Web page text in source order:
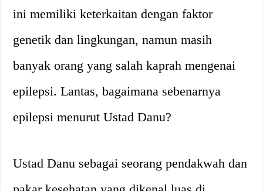
ini memiliki keterkaitan dengan faktor
genetik dan lingkungan, namun masih
banyak orang yang salah kaprah mengenai
epilepsi. Lantas, bagaimana sebenarnya
epilepsi menurut Ustad Danu?
Ustad Danu sebagai seorang pendakwah dan